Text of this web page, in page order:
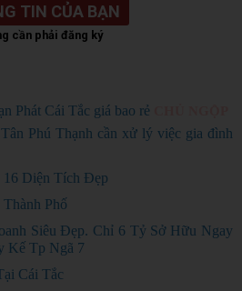
TIN CỦA BẠN
cần phải đăng ký
Phát Cái Tắc giá bao rẻ
Phú Thạnh cần xử lý việc gia đình
16 Diện Tích Đẹp
Phố
Siêu Đẹp. Chỉ 6 Tỷ Sở Hữu Ngay
Kế Tp Ngã 7
Cái Tắc